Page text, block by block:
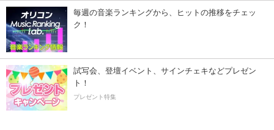
毎週の音楽ランキングから、ヒットの推移をチェッ
ク！
試写会、登壇イベント、サインチェキなどプレゼン
ト！
プレゼント特集